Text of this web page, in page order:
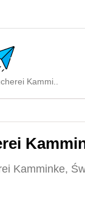
Kammi..
Kamminke,